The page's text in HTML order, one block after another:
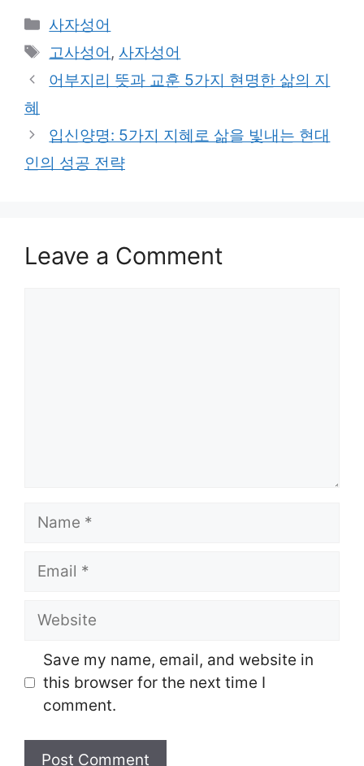
Categories
사자성어
Tags
고사성어 , 사자성어
어부지리 뜻과 교훈 5가지 현명한 삶의 지
혜
입신양명: 5가지 지혜로 삶을 빛내는 현대
인의 성공 전략
Leave a Comment
Name
Email
Website
Save my name, email, and website in
this browser for the next time I
comment.